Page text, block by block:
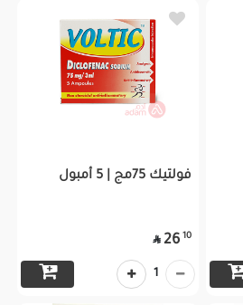
فولتيك 75مج | 5 أمبول
10
26

1